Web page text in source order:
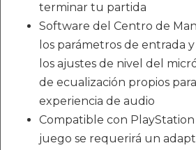
terminar tu partida
Software del Centro de
los parámetros de entrada
los ajustes de nivel del
de ecualización propios
experiencia de audio
Compatible con PlayStation
juego se requerirá un